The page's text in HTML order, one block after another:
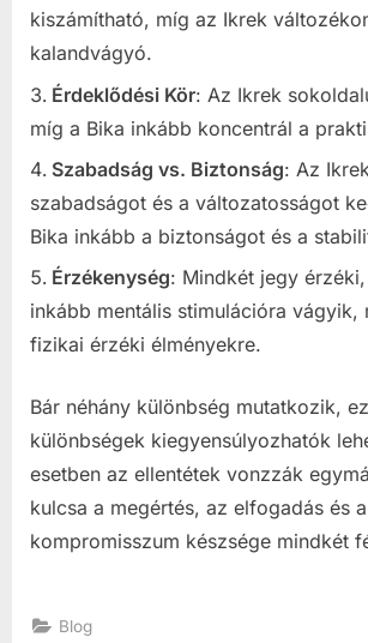
kiszámítható, míg az Ikrek
kalandvágyó.
Érdeklődési Kör: Az Ikrek
míg a Bika inkább koncentrál a
Szabadság vs. Biztonság: Az
szabadságot és a változatosságot
Bika inkább a biztonságot és a
Érzékenység: Mindkét jegy
inkább mentális stimulációra vágyik,
fizikai érzéki élményekre.
Bár néhány különbség mutatkozik,
különbségek kiegyensúlyozhatók
esetben az ellentétek vonzzák
kulcsa a megértés, az elfogadás és a
kompromisszum készsége mindkét
Blog